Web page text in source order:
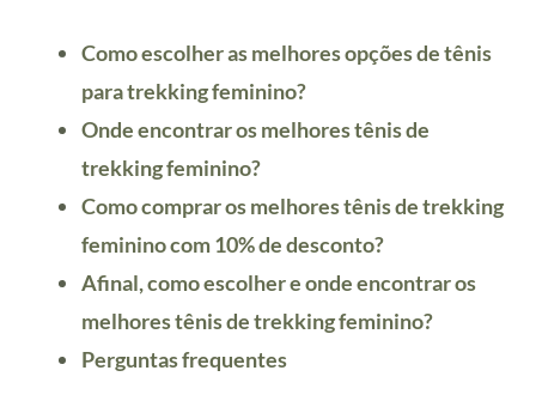
Como escolher as melhores opções de tênis
para trekking feminino?
Onde encontrar os melhores tênis de
trekking feminino?
Como comprar os melhores tênis de trekking
feminino com 10% de desconto?
Afinal, como escolher e onde encontrar os
melhores tênis de trekking feminino?
Perguntas frequentes